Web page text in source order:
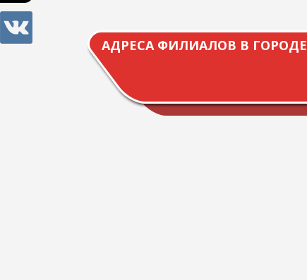
АДРЕСА ФИЛИАЛОВ В ГОРОДЕ